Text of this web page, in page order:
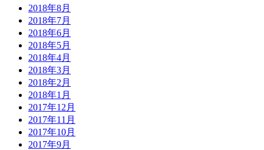
2018年8月
2018年7月
2018年6月
2018年5月
2018年4月
2018年3月
2018年2月
2018年1月
2017年12月
2017年11月
2017年10月
2017年9月